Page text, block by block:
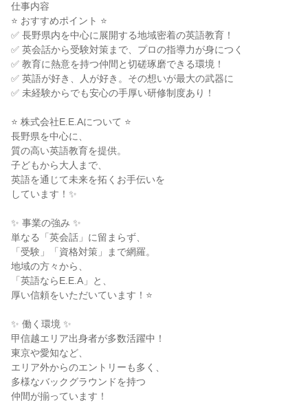
仕事内容
⭐ おすすめポイント ⭐
✅ 長野県内を中心に展開する地域密着の英語教育！
✅ 英会話から受験対策まで、プロの指導力が身につく
✅ 教育に熱意を持つ仲間と切磋琢磨できる環境！
✅ 英語が好き、人が好き。その想いが最大の武器に
✅ 未経験からでも安心の手厚い研修制度あり！
⭐ 株式会社E.E.Aについて ⭐
長野県を中心に、
質の高い英語教育を提供。
子どもから大人まで、
英語を通じて未来を拓くお手伝いを
しています！✨
✨ 事業の強み ✨
単なる「英会話」に留まらず、
「受験」「資格対策」まで網羅。
地域の方々から、
「英語ならE.E.A」と、
厚い信頼をいただいています！⭐
✨ 働く環境 ✨
甲信越エリア出身者が多数活躍中！
東京や愛知など、
エリア外からのエントリーも多く、
多様なバックグラウンドを持つ
仲間が揃っています！